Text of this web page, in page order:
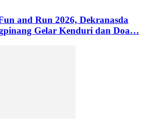
and Run 2026, Dekranasda
Gelar Kenduri dan Doa…